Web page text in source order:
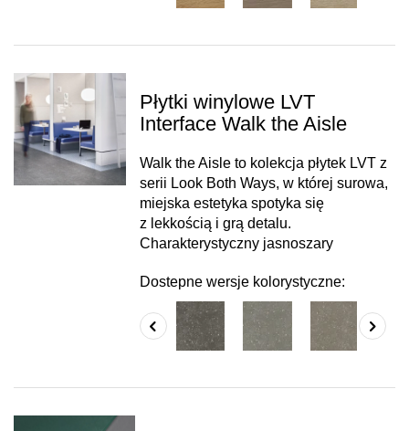
Płytki winylowe LVT
Interface Walk the Aisle
Walk the Aisle to kolekcja płytek LVT z
serii Look Both Ways, w której surowa,
miejska estetyka spotyka się
z lekkością i grą detalu.
Charakterystyczny jasnoszary
Dostepne wersje kolorystyczne: